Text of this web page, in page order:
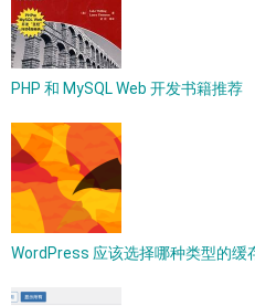
PHP 和 MySQL Web 开发书籍推荐
WordPress 应该选择哪种类型的缓